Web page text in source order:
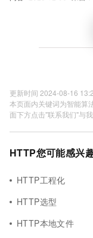
更新时间 2024-08-16
本页面内关键词为智能算
面下方点击"联系我们"与我
HTTP您可能感兴
HTTP工程化
HTTP选型
HTTP本地文件